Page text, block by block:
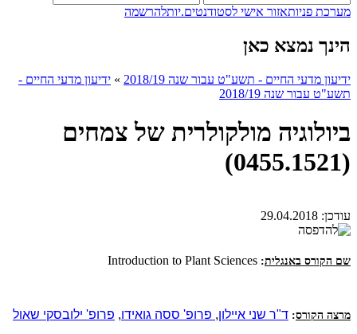
מערכת פניותאזור אישי לסטודנטים.יותלהרשמה
הינך נמצא כאן
ידיעון מדעי החיים - תשע"ט עבור שנה 2018/19 » ידיעון מדעי החיים -
תשע"ט עבור שנה 2018/19
ביולוגיה מולקולרית של צמחים
(0455.1521)
עודכן: 29.04.2018
שם הקורס באנגלית:
מרצה הקורס: ד"ר שני איילון, פרופ' ססה גואידו, פרופ' ילובסקי שאול